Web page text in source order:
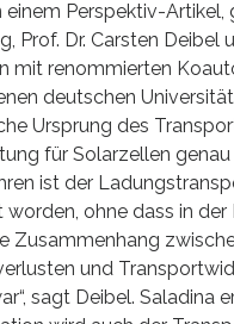
einem Perspektiv-Artikel,
Prof. Dr. Carsten Deibel
mit renommierten
deutschen
Ursprung des
für Solarzellen genau
ist der
worden, ohne dass in
Zusammenhang
und
sagt Deibel. Saladina